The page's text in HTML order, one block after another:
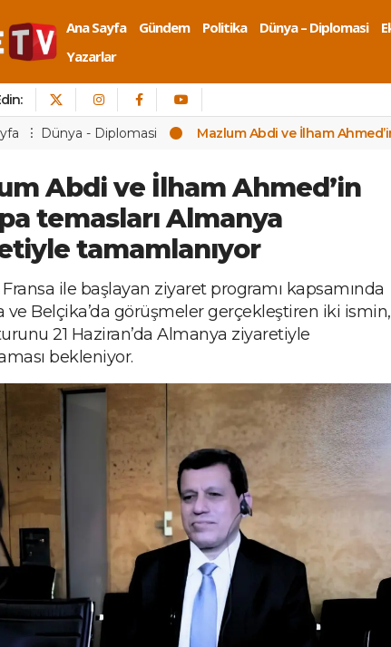
Ana Sayfa Gündem Politika Dünya – Diplomasi
Yazarlar
Dünya - Diplomasi Mazlum Abdi ve İlham
Abdi ve İlham Ahmed’in
temasları Almanya
tamamlanıyor
ile başlayan ziyaret programı kapsamında
ve Belçika’da görüşmeler gerçekleştiren iki ismin,
21 Haziran’da Almanya ziyaretiyle
bekleniyor.